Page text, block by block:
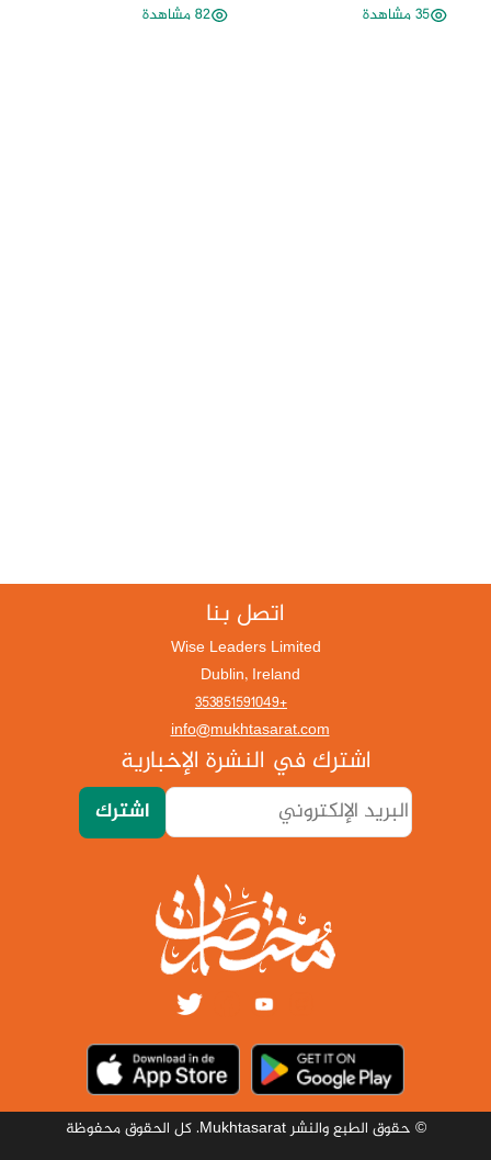
35 مشاهدة
82 مشاهدة
اتصل بنا
Wise Leaders Limited
Dublin, Ireland
+353851591049
info@mukhtasarat.com
اشترك في النشرة الإخبارية
اشترك
© حقوق الطبع والنشر Mukhtasarat. كل الحقوق محفوظة